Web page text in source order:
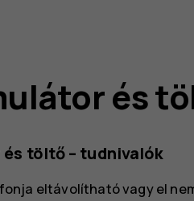
és
töltő – tudnivalók
eltávolítható vagy el